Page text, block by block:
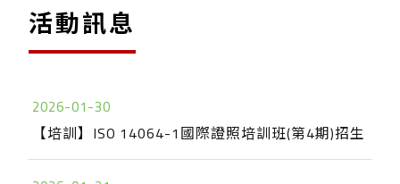
活動訊息
2026-01-30
【培訓】ISO 14064-1國際證照培訓班(第4期)招生